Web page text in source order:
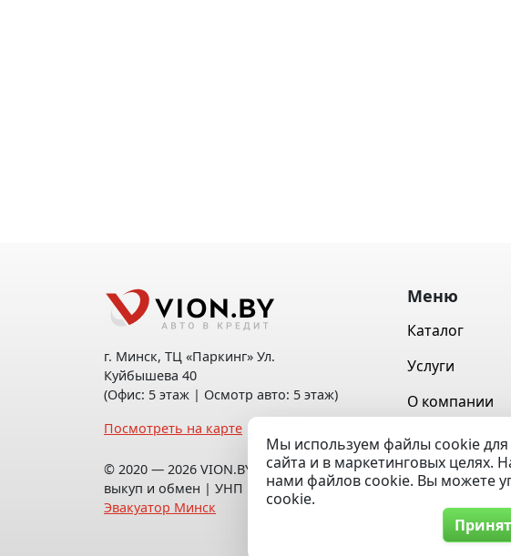
г. Минск, ТЦ «Паркинг» Ул.
Куйбышева 40
(Офис: 5 этаж | Осмотр авто: 5 этаж)
Посмотреть на карте
© 2020 — 2026 VION.BY — Продажа,
выкуп и обмен | УНП 192961100 |
Эвакуатор Минск
Меню
Каталог
Услуги
О компании
Контакты
Вопрос /
Мы используем файлы cookie
сайта и в маркетинговых целях.
нами файлов cookie. Вы можете
cookie.